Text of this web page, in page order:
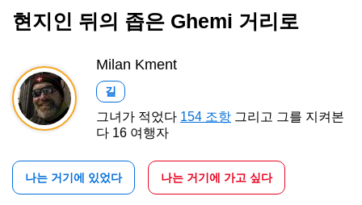
현지인 뒤의 좁은 Ghemi 거리로
Milan Kment
길
그녀가 적었다 154 조항 그리고 그를 지켜본
다 16 여행자
나는 거기에 있었다 나는 거기에 가고 싶다